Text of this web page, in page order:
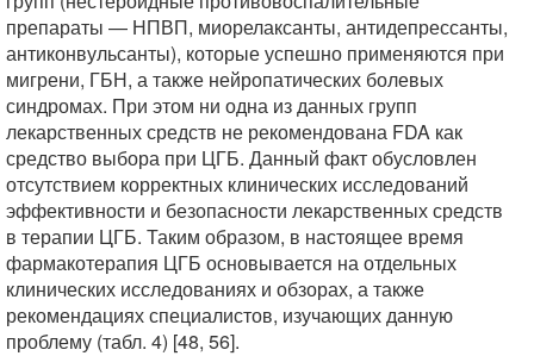
препараты — НПВП, миорелаксанты, антидепрессанты,
антиконвульсанты), которые успешно применяются при
мигрени, ГБН, а также нейропатических болевых
синдромах. При этом ни одна из данных групп
лекарственных средств не рекомендована FDA как
средство выбора при ЦГБ. Данный факт обусловлен
отсутствием корректных клинических исследований
эффективности и безопасности лекарственных средств
в терапии ЦГБ. Таким образом, в настоящее время
фармакотерапия ЦГБ основывается на отдельных
клинических исследованиях и обзорах, а также
рекомендациях специалистов, изучающих данную
проблему (табл. 4) [48, 56].